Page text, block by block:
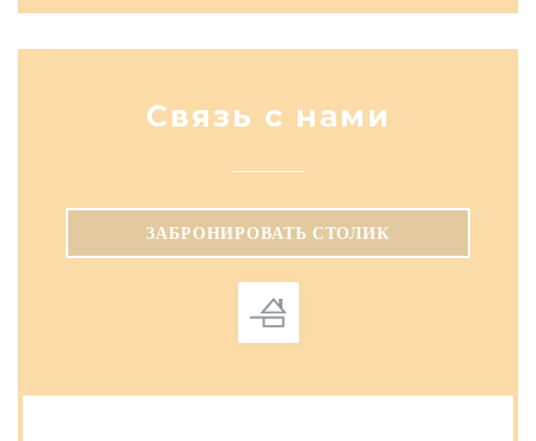
Связь с нами
ЗАБРОНИРОВАТЬ СТОЛИК